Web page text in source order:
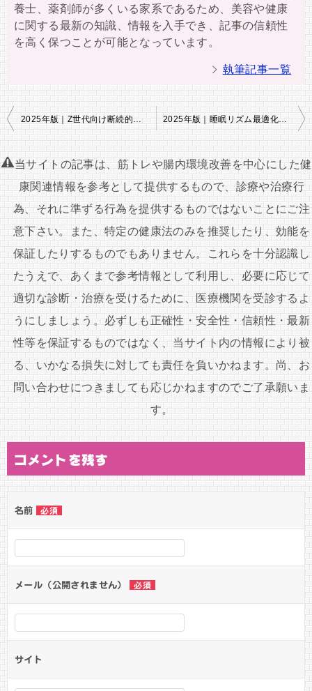
養士、薬剤師が多くいる家系であるため、美容や健康
に関する最新の知識、情報を入手でき、記事の信頼性
を高く保つことが可能となっています。
執筆記事一覧
投
ナ
ゲ
ー
シ
ョ
ン
2025年版｜Z世代向け断続的ファスティングIF2.0とは？SNS時代に最適化された新型ダイエット完全ガイド 2025年版｜睡眠リズム最適化ダイエット完全ガイド｜“寝るだけで痩せる”クロノスリープ式の秘密とは？
当サイトの記事は、筋トレや腸内環境改善を中心にした健
康関連情報を参考として提供するもので、診療や治療行
為、それに準ずる行為を提供するものではないことにご注
意下さい。また、特定の健康法のみを推奨したり、効能を
保証したりするものでもありません。これらを十分認識し
たうえで、あくまで参考情報として利用し、必要に応じて
適切な診断・治療を受けるために、医療機関を受診するよ
うにしましょう。必ずしも正確性・安全性・信頼性・最新
性等を保証するものではなく、当サイト内の情報により被
る、いかなる損失に対しても責任を負いかねます。尚、お
問い合わせにつきましても応じかねますのでご了承願いま
す。
コメントを残す
名前 必須
メール（公開されません） 必須
サイト